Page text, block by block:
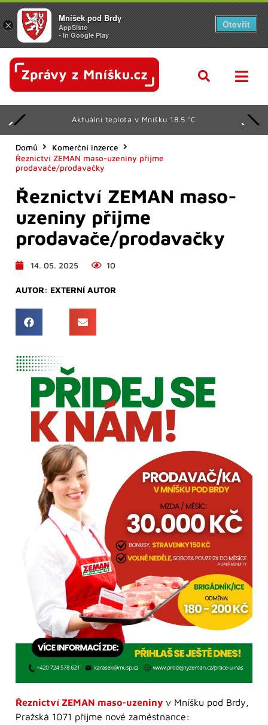
Aktuální teplota v Mníšku 18.5 °C
Domů
Komerční inzerce
Řeznictví ZEMAN maso-uzeniny přijme
prodavače/prodavačky
Řeznictví ZEMAN maso-
uzeniny přijme
prodavače/prodavačky
14. 05. 2025 10
AUTOR: EXTERNÍ AUTOR
Řeznictví ZEMAN maso-uzeniny v Mníšku pod Brdy,
Pražská 1071 přijme nové zaměstnance:
×
Mníšek pod Brdy
AppSisto
- In Google Play
Otevřít